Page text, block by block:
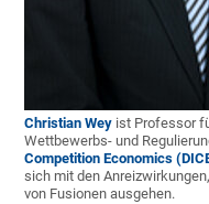
Christian Wey ist Professor
Wettbewerbs- und
Competition Economics
sich mit den
von Fusionen ausgehen.